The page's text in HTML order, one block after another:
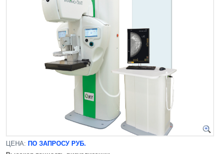
ЦЕНА: ПО ЗАПРОСУ РУБ.